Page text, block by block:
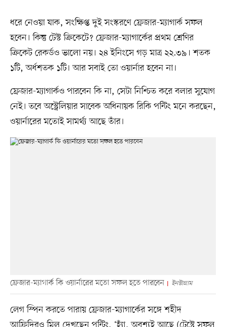
ধরে নেওয়া যাক, সংক্ষিপ্ত দুই সংস্করণে ফ্রেজার-ম্যাগার্ক সফল
হবেন। কিন্তু টেস্ট ক্রিকেটে? ফ্রেজার-ম্যাগার্কের প্রথম শ্রেণির
ক্রিকেট রেকর্ডও ভালো নয়। ২৪ ইনিংসে গড় মাত্র ২২.৩৯। শতক
১টি, অর্ধশতক ১টি। আর সবাই তো ওয়ার্নার হবেন না।
ফ্রেজার-ম্যাগার্কও পারবেন কি না, সেটা নিশ্চিত করে বলার সুযোগ
নেই। তবে অস্ট্রেলিয়ার সাবেক অধিনায়ক রিকি পন্টিং মনে করছেন,
ওয়ার্নারের মতোই সামর্থ্য আছে তাঁর।
ফ্রেজার-ম্যাগার্ক কি ওয়ার্নারের মতো সফল হতে পারবেন ইনস্টাগ্রাম
লেগ স্পিন করতে পারায় ফ্রেজার-ম্যাগার্কের সঙ্গে শহীদ